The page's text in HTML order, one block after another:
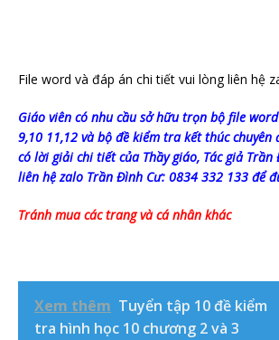
File word và đáp án chi tiết vui lòng liên hệ
Giáo viên có nhu cầu sở hữu trọn bộ file
9,10 11,12 và bộ đề kiểm tra kết thúc chuyên
có lời giải chi tiếtcủa Thầy giáo, Tác giả
liên hệ zalo Trần Đình Cư: 0834 332 133 để
Tránh mua các trang và cá nhân khác
Xem thêm Tuyển tập 10 đề kiểm
tra hình học 10 chương 2 và 3